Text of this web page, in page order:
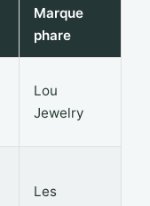
Marque
phare
Lou
Jewelry
Les